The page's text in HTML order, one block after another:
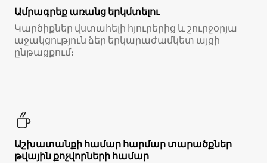
Ամրագրեք առանց երկմտելու
Կարծիքներ վստահելի հյուրերից և շուրջօրյա
աջակցություն ձեր երկարաժամկետ այցի
ընթացքում։
Աշխատանքի համար հարմար տարածքներ
թվային քոչվորների համար